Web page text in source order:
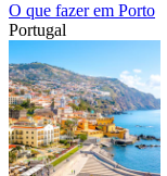
O que fazer em Porto
Portugal